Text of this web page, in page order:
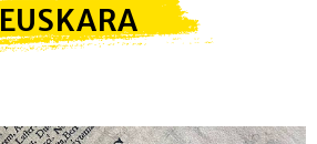
EUSKARA